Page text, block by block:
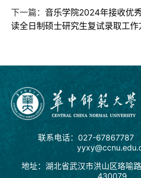
下一篇： 音乐学院2024年接收优
读全日制硕士研究生复试录取工
联系电话：027-67867787
地址：湖北省武汉市洪山区珞
430079